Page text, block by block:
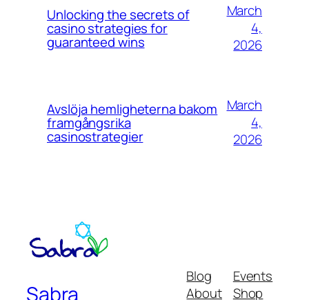
Unlocking the secrets of
casino strategies for
guaranteed wins
March
4,
2026
Avslöja hemligheterna bakom
framgångsrika
casinostrategier
March
4,
2026
Sabra
Blog
About
Events
Shop